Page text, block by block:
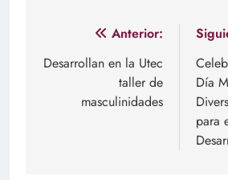
Navegación
de
entradas
Anterior:
Desarrollan en la Utec
taller de
masculinidades
Día
para